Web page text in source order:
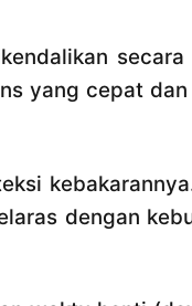
yang cepat
dengan